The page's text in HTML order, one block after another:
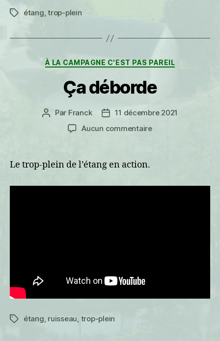
Étiquettes
étang,trop-plein
Catégories
À LA CAMPAGNE C'EST PAS PAREIL
Ça déborde
Auteur
l’article
Par Franck
Date11 décembre 2021
Aucun commentairesur
Le trop-plein de l’étang en action.
Étiquettes
étang, ruisseau, trop-plein